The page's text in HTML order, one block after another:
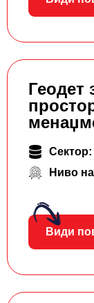
Геодет
Сектор:
Ниво
Види